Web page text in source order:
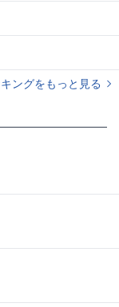
ングをもっと見る